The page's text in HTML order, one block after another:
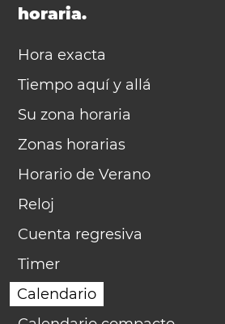
horaria.
Hora exacta
Tiempo aquí y allá
Su zona horaria
Zonas horarias
Horario de Verano
Reloj
Cuenta regresiva
Timer
Calendario